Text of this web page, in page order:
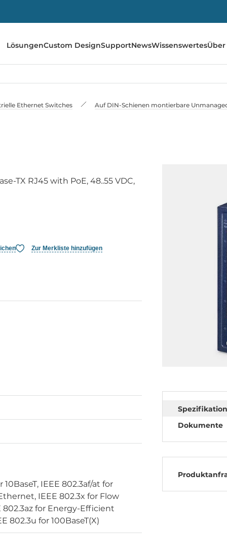
LösungenCustom DesignSupportNewsWissenswertes
Ethernet Switches Auf DIN-Schienen montierbare
TX RJ45 with PoE, 48..55 VDC,
Zur Merkliste hinzufügen
10BaseT, IEEE 802.3af/at for
IEEE 802.3x for Flow
802.3az for Energy-Efficient
802.3u for 100BaseT(X)
Dokumente